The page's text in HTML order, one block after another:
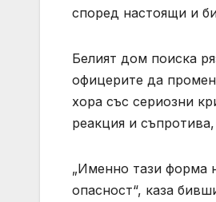
според настоящи и
Белият дом поиска
офицерите да
хора със сериозни
реакция и
„Именно тази форма
опасност“, каза